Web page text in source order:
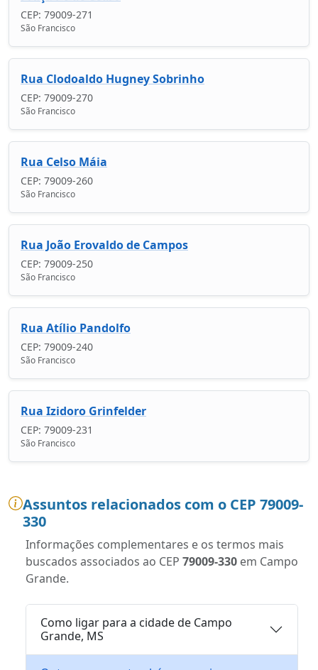
CEP: 79009-271
São Francisco
Rua Clodoaldo Hugney Sobrinho
CEP: 79009-270
São Francisco
Rua Celso Máia
CEP: 79009-260
São Francisco
Rua João Erovaldo de Campos
CEP: 79009-250
São Francisco
Rua Atílio Pandolfo
CEP: 79009-240
São Francisco
Rua Izidoro Grinfelder
CEP: 79009-231
São Francisco
Assuntos relacionados com o CEP 79009-
330
Informações complementares e os termos mais
buscados associados ao CEP 79009-330 em Campo
Grande.
Como ligar para a cidade de Campo
Grande, MS